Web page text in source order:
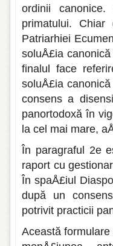
ordinii
primatului.
Patriarhiei
soluÅ£ia
finalul face
soluÅ£ia
consens a
panortodoxă în
la cel mai mare,
În paragraful 2e
raport cu
În spaÅ£iul
după un
potrivit practicii
Această